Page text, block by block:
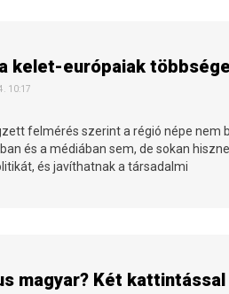
kelet-európaiak többsége
10:17
felmérés szerint a régió népe nem
és a médiában sem, de sokan
és javíthatnak a társadalmi
magyar? Két kattintással